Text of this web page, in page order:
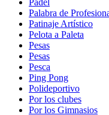
Palabra de
Patinaje Artístico
Pelota a Paleta
Pesas
Pesas
Pesca
Ping Pong
Polideportivo
Por los clubes
Por los Gimnasios